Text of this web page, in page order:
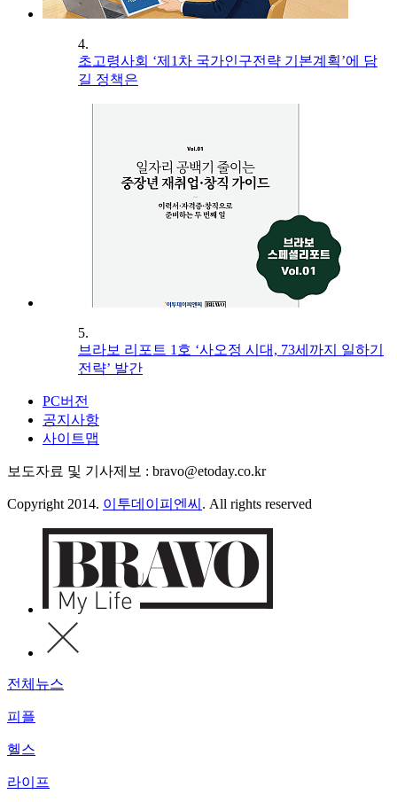
4.
초고령사회 ‘제1차 국가인구전략 기본계획’에 담
길 정책은
5.
브라보 리포트 1호 ‘사오정 시대, 73세까지 일하기
전략’ 발간
PC버전
공지사항
사이트맵
보도자료 및 기사제보 : bravo@etoday.co.kr
Copyright 2014. 이투데이피엔씨 . All rights reserved
전체뉴스
피플
헬스
라이프